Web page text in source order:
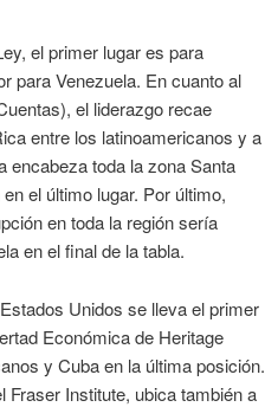
el primer lugar es para
para Venezuela. En cuanto al
el liderazgo recae
entre los latinoamericanos y a
encabeza toda la zona Santa
el último lugar. Por último,
en toda la región sería
en el final de la tabla.
Unidos se lleva el primer
Económica de Heritage
y Cuba en la última posición.
Fraser Institute, ubica también a